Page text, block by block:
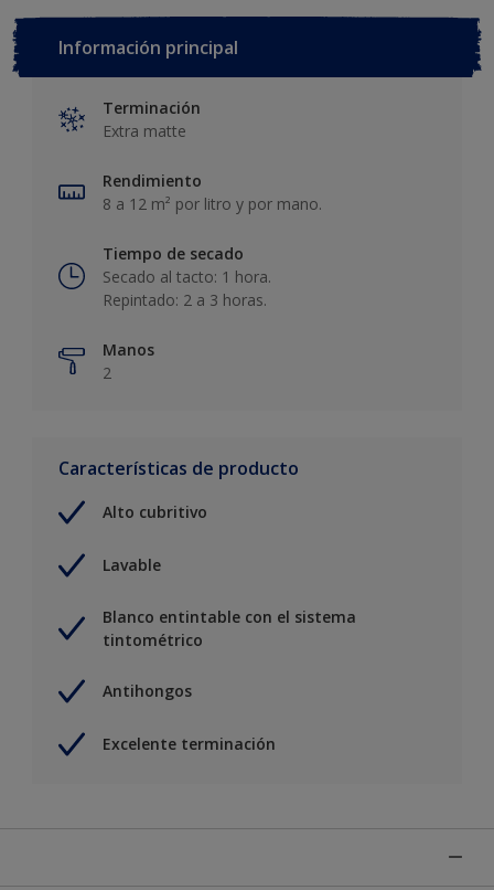
Información principal
Terminación
Extra matte
Rendimiento
8 a 12 m² por litro y por mano.
Tiempo de secado
Secado al tacto: 1 hora.
Repintado: 2 a 3 horas.
Manos
2
Características de producto
Alto cubritivo
Lavable
Blanco entintable con el sistema
tintométrico
Antihongos
Excelente terminación